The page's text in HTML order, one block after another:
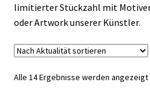
Blank Sketch Cover
Artbooks/Alben/Bücher
Poldi und Poldiline
limitierter Stückzahl mit
oder Artwork unserer Künstler.
Alle 14 Ergebnisse werden angezeigt